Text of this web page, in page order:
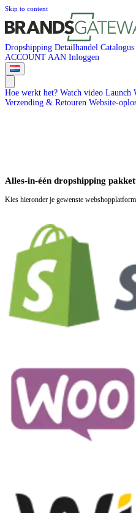
Skip to content
Dropshipping Detailhandel Catalogus
ACCOUNT AAN Inloggen
Hoe werkt het? Watch video Launch
Verzending & Retouren Website-
Alles-in-één dropshipping
Kies hieronder je gewenste webshopplatform